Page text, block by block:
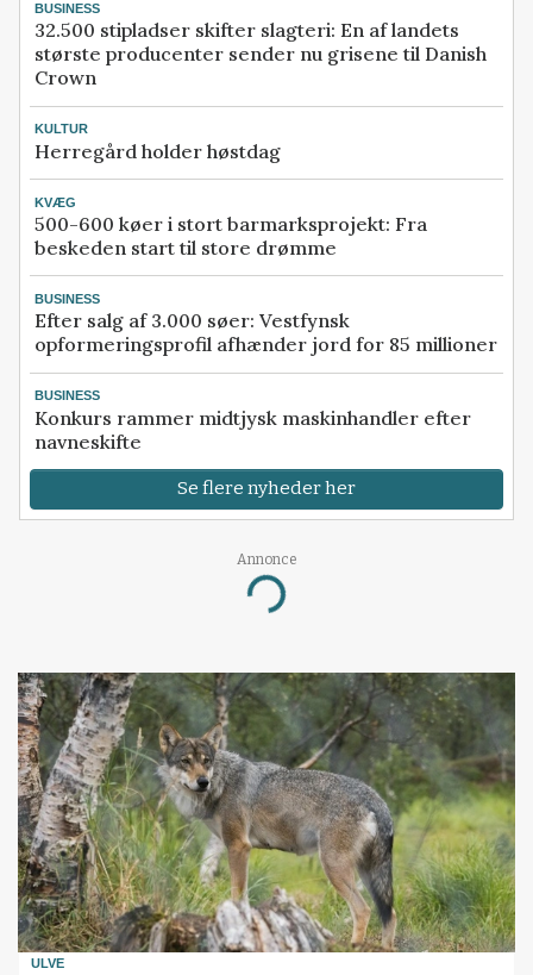
BUSINESS
32.500 stipladser skifter slagteri: En af landets
største producenter sender nu grisene til Danish
Crown
KULTUR
Herregård holder høstdag
KVÆG
500-600 køer i stort barmarksprojekt: Fra
beskeden start til store drømme
BUSINESS
Efter salg af 3.000 søer: Vestfynsk
opformeringsprofil afhænder jord for 85 millioner
BUSINESS
Konkurs rammer midtjysk maskinhandler efter
navneskifte
Se flere nyheder her
Annonce
Loading...
ULVE